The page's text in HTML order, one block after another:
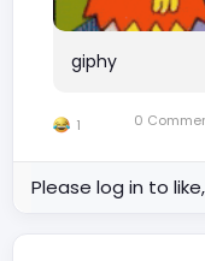
giphy
1 0
Please log in to